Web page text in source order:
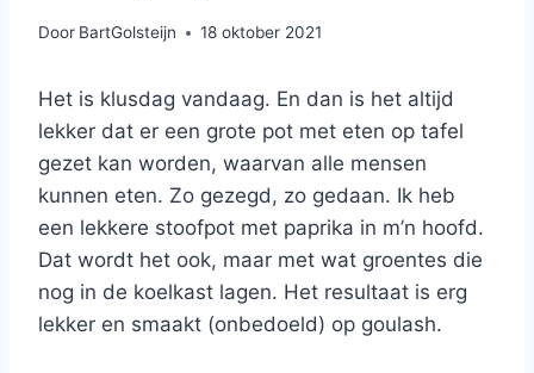
Door BartGolsteijn 18 oktober 2021
Het is klusdag vandaag. En dan is het altijd
lekker dat er een grote pot met eten op tafel
gezet kan worden, waarvan alle mensen
kunnen eten. Zo gezegd, zo gedaan. Ik heb
een lekkere stoofpot met paprika in m’n hoofd.
Dat wordt het ook, maar met wat groentes die
nog in de koelkast lagen. Het resultaat is erg
lekker en smaakt (onbedoeld) op goulash.